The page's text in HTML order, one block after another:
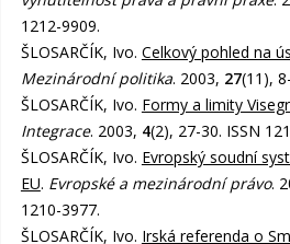
1212-9909.
ŠLOSARČÍK, Ivo. Celkový pohled na
Mezinárodní politika. 2003, 27(11),
ŠLOSARČÍK, Ivo. Formy a limity
Integrace. 2003, 4(2), 27-30. ISSN
ŠLOSARČÍK, Ivo. Evropský soudní
EU. Evropské a mezinárodní právo.
1210-3977.
ŠLOSARČÍK, Ivo. Irská referenda o